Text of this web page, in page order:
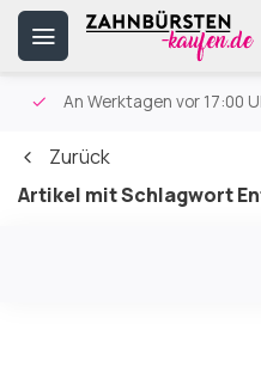
An Werktagen vor 17:00
Zurück
Artikel mit Schlagwort